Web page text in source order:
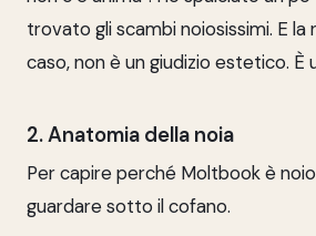
trovato gli scambi noiosissimi. E la
caso, non è un giudizio estetico. È
2. Anatomia della noia
Per capire perché Moltbook è
guardare sotto il cofano.